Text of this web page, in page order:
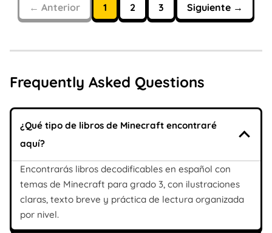
← Anterior 1 2 3 Siguiente →
Frequently Asked Questions
¿Qué tipo de libros de Minecraft encontraré
aquí?
Encontrarás libros decodificables en español con
temas de Minecraft para grado 3, con ilustraciones
claras, texto breve y práctica de lectura organizada
por nivel.